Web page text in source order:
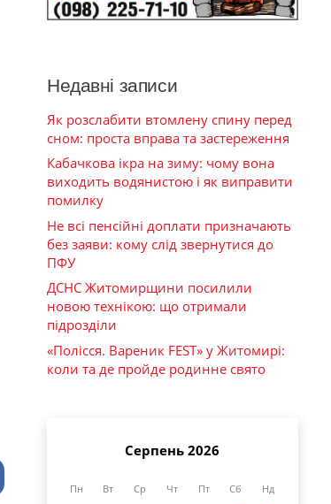
Недавні записи
Як розслабити втомлену спину перед
сном: проста вправа та застереження
Кабачкова ікра на зиму: чому вона
виходить водянистою і як виправити
помилку
Не всі пенсійні доплати призначають
без заяви: кому слід звернутися до
ПФУ
ДСНС Житомирщини посилили
новою технікою: що отримали
підрозділи
«Полісся. Вареник FEST» у Житомирі:
коли та де пройде родинне свято
Серпень 2026
Пн Вт Ср Чт Пт Сб Нд